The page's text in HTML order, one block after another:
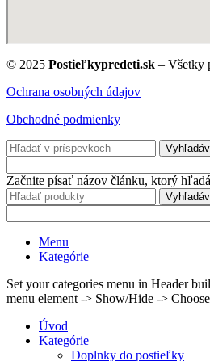
© 2025 Postieľkypredeti.sk – Všetky
Ochrana osobných údajov
Obchodné podmienky
Začnite písať názov článku, ktorý
Menu
Kategórie
Set your categories menu in Header
menu element -> Show/Hide ->
Úvod
Kategórie
Doplnky do postieľky